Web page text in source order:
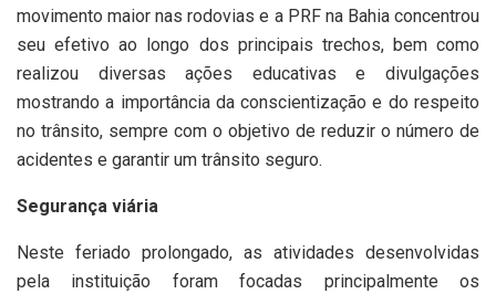
movimento maior nas rodovias e a PRF na Bahia concentrou
seu efetivo ao longo dos principais trechos, bem como
realizou diversas ações educativas e divulgações
mostrando a importância da conscientização e do respeito
no trânsito, sempre com o objetivo de reduzir o número de
acidentes e garantir um trânsito seguro.
Segurança viária
Neste feriado prolongado, as atividades desenvolvidas
pela instituição foram focadas principalmente os